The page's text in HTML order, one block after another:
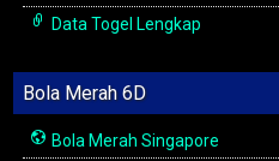
Data Togel Lengkap
Bola Merah 6D
Bola Merah Singapore